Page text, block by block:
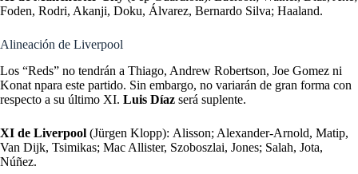
Foden, Rodri, Akanji, Doku, Álvarez, Bernardo Silva; Haaland.
Alineación de Liverpool
Los “Reds” no tendrán a Thiago, Andrew Robertson, Joe Gomez ni
Konat npara este partido. Sin embargo, no variarán de gran forma con
respecto a su último XI. Luis Díaz será suplente.
XI de Liverpool (Jürgen Klopp): Alisson; Alexander-Arnold, Matip,
Van Dijk, Tsimikas; Mac Allister, Szoboszlai, Jones; Salah, Jota,
Núñez.